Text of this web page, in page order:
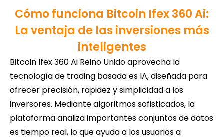
Cómo funciona Bitcoin Ifex 360 Ai:
La ventaja de las inversiones más
inteligentes
Bitcoin Ifex 360 Ai Reino Unido aprovecha la
tecnología de trading basada es IA, diseñada para
ofrecer precisión, rapidez y simplicidad a los
inversores. Mediante algoritmos sofisticados, la
plataforma analiza importantes conjuntos de datos
es tiempo real, lo que ayuda a los usuarios a